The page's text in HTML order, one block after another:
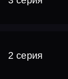
2 серия